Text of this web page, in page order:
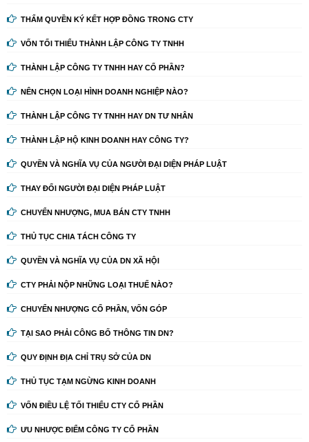
THẨM QUYỀN KÝ KẾT HỢP ĐỒNG TRONG CTY
VỐN TỐI THIỂU THÀNH LẬP CÔNG TY TNHH
THÀNH LẬP CÔNG TY TNHH HAY CỔ PHẦN?
NÊN CHỌN LOẠI HÌNH DOANH NGHIỆP NÀO?
THÀNH LẬP CÔNG TY TNHH HAY DN TƯ NHÂN
THÀNH LẬP HỘ KINH DOANH HAY CÔNG TY?
QUYỀN VÀ NGHĨA VỤ CỦA NGƯỜI ĐẠI DIỆN PHÁP LUẬT
THAY ĐỔI NGƯỜI ĐẠI DIỆN PHÁP LUẬT
CHUYỂN NHƯỢNG, MUA BÁN CTY TNHH
THỦ TỤC CHIA TÁCH CÔNG TY
QUYỀN VÀ NGHĨA VỤ CỦA DN XÃ HỘI
CTY PHẢI NỘP NHỮNG LOẠI THUẾ NÀO?
CHUYỂN NHƯỢNG CỔ PHẦN, VỐN GÓP
TẠI SAO PHẢI CÔNG BỐ THÔNG TIN DN?
QUY ĐỊNH ĐỊA CHỈ TRỤ SỞ CỦA DN
THỦ TỤC TẠM NGỪNG KINH DOANH
VỐN ĐIỀU LỆ TỐI THIỂU CTY CỔ PHẦN
ƯU NHƯỢC ĐIỂM CÔNG TY CỔ PHẦN